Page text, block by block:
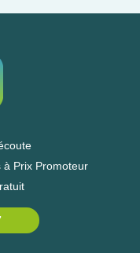
à Prix Promoteur